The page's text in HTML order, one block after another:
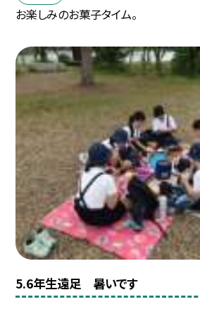
お楽しみのお菓子タイム。
5.6年生遠足 暑いです